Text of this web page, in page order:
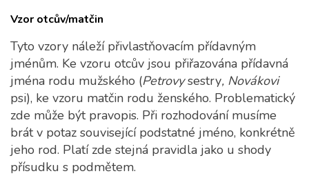
Vzor otcův/matčin
Tyto vzory náleží přivlastňovacím přídavným
jménům. Ke vzoru otcův jsou přiřazována přídavná
jména rodu mužského (Petrovysestry, Novákovi
psi), ke vzoru matčin rodu ženského. Problematický
zde může být pravopis. Při rozhodování musíme
brát v potaz související podstatné jméno, konkrétně
jeho rod. Platí zde stejná pravidla jako u shody
přísudku s podmětem.